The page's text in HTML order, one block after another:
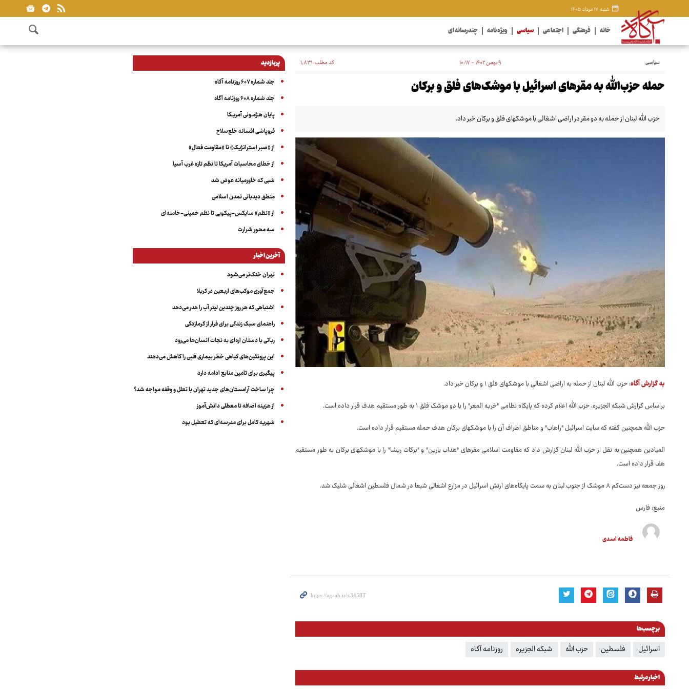
شنبه ۱۷ مرداد ۱۴۰۵
خانه فرهنگی اجتماعی سیاسی ویژه نامه چندرسانه ای
سیاسی ۹ بهمن ۱۴۰۲ - ۱۰:۱۷ کد مطلب:۱٬۸۳۱
حمله حزب‌الله به مقرهای اسرائیل با موشک‌های فلق و برکان
حزب الله لبنان از حمله به دو مقر در اراضی اشغالی با موشکهای فلق و برکان خبر داد.
به گزارش آگاه: حزب الله لبنان از حمله به اراضی اشغالی با موشکهای فلق ۱ و برکان خبر داد.
براساس گزارش شبکه الجزیره، حزب الله اعلام کرده که پایگاه نظامی "خربه المعر" را با دو موشک فلق ۱ به طور مستقیم هدف قرار داده است.
حزب الله همچنین گفته که سایت اسرائیل "راهاب" و مناطق اطراف آن را با موشکهای برکان هدف حمله مستقیم قرار داده است.
المیادین همچنین به نقل از حزب الله لبنان گزارش داد که مقاومت اسلامی مقرهای "هداب یارین" و "برکات ریشا" را با موشکهای برکان به طور مستقیم
هف قرار داده است.
روز جمعه نیز دست‌کم ۸ موشک از جنوب لبنان به سمت پایگاه‌های ارتش اسرائیل در مزارع اشغالی شبعا در شمال فلسطین اشغالی شلیک شد.
منبع: فارس
فاطمه اسدی
برچسب‌ها
اسرائیل فلسطین حزب الله شبکه الجزیره روزنامه آگاه
اخبار مرتبط
پربازدید
جلد شماره ۶۰۷ روزنامه آگاه
جلد شماره ۶۰۸ روزنامه آگاه
پایان هـژمـونی آمریـکا
فروپاشی افسانه خلع‌سلاح
از «صبر استراتژیک» تا «مقاومت فعال»
از خطای محاسبات آمریکا تا نظم تازه غرب آسیا
شبی که خاورمیانه عوض شد
منطق دیدبانی تمدن اسلامی
از «نظم» سایکس-پیکویی تا نظم خمینی-خامنه‌ای
سه‌ محور شرارت
آخرین اخبار
تهران خنک‌تر می‌شود
جمع‌آوری موکب‌های اربعین در کربلا
اشتباهی که هر روز چندین لیتر آب را هدر می‌دهد
راهنمای سبک زندگی برای فرار از گرمازدگی
رباتی با دستان اره‌ای به نجات انسان‌ها می‌رود
این پروتئین‌های گیاهی خطر بیماری قلبی را کاهش می‌دهند
پیگیری برای تامین منابع ادامه دارد
چرا ساخت آرامستان‌های جدید تهران با تعلل و وقفه مواجه شد؟
از هزینه اضافه تا معطلی دانش‌آموز
شهریه کامل برای مدرسه‌ای که تعطیل بود